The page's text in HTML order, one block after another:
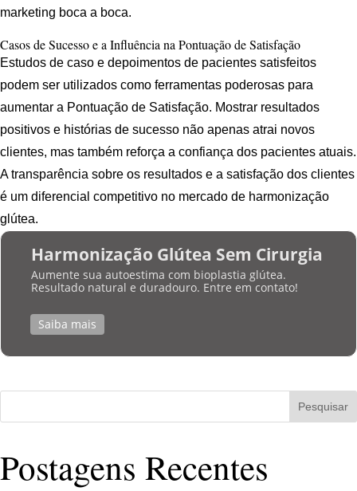
marketing boca a boca.
Casos de Sucesso e a Influência na Pontuação de Satisfação
Estudos de caso e depoimentos de pacientes satisfeitos
podem ser utilizados como ferramentas poderosas para
aumentar a Pontuação de Satisfação. Mostrar resultados
positivos e histórias de sucesso não apenas atrai novos
clientes, mas também reforça a confiança dos pacientes atuais.
A transparência sobre os resultados e a satisfação dos clientes
é um diferencial competitivo no mercado de harmonização
glútea.
Harmonização Glútea Sem Cirurgia
Aumente sua autoestima com bioplastia glútea.
Resultado natural e duradouro. Entre em contato!
Saiba mais
Pesquisar
Postagens Recentes